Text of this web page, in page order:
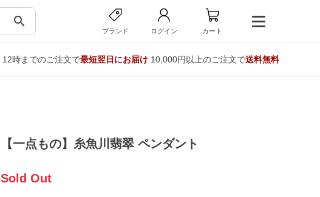
search
ブランド ログイン カート
12時までのご注文で最短翌日にお届け10,000円以上のご注文で送料無料
【一点もの】糸魚川翡翠 ペンダント
Sold Out